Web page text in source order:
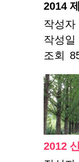
2014
작성자
작성일
조회
2012